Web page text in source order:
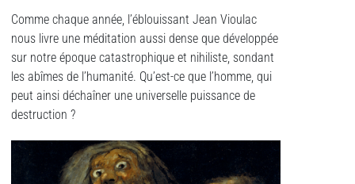
Comme chaque année, l’éblouissant Jean Vioulac
nous livre une méditation aussi dense que développée
sur notre époque catastrophique et nihiliste, sondant
les abîmes de l’humanité. Qu’est-ce que l’homme, qui
peut ainsi déchaîner une universelle puissance de
destruction ?